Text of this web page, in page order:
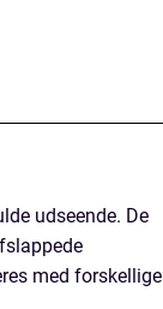
udseende. De
med forskellige